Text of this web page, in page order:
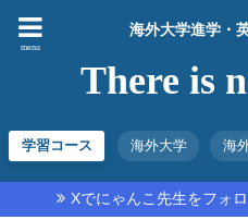
海外大学進学・
There is
menu
学習コース 海外大学 海
Xでにゃんこ先生をフォ